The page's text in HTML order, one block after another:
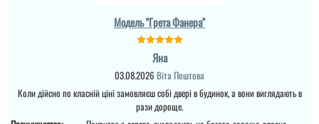
Міла
Вітаю! Замовляли тут
Модель "Грета Фанера"
Яна
03.08.2026 Віта Поштова
Коли дійсно по класній ціні замовляєш собі двері в будинок, а вони виглядають в
рази дороще.